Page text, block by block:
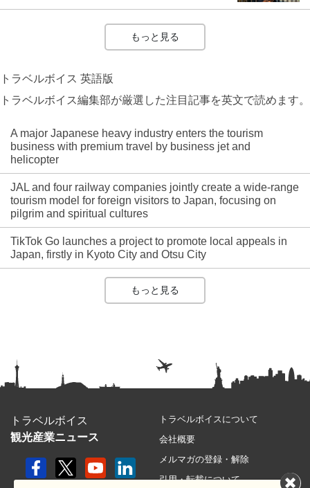
もっと見る
トラベルボイス 英語版
トラベルボイス編集部が厳選した注目記事を英文で読めます。
A major Japanese heavy industry enters the tourism
business with premium travel by business jet and
helicopter
JAL and four railway companies jointly create a wide-range
tourism model for foreign visitors to Japan, focusing on
pilgrim and spiritual cultures
TikTok Go launches a project to promote local appeals in
Japan, firstly in Kyoto City and Otsu City
もっと見る
トラベルボイス
観光産業ニュース
トラベルボイスについて
会社概要
メルマガの登録・解除
引用・転載について